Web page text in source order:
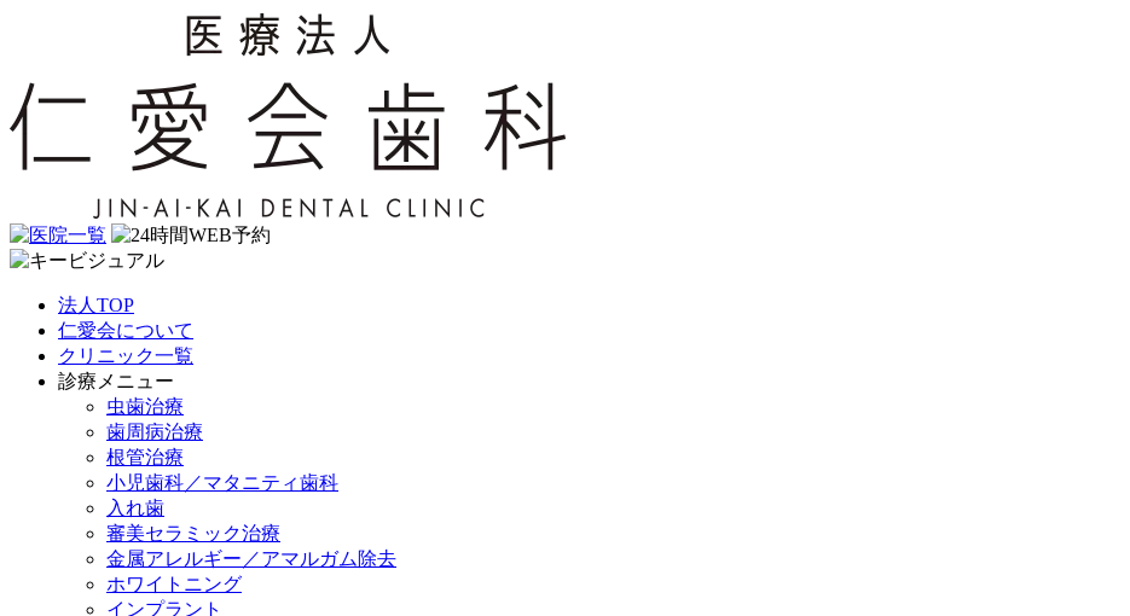
法人TOP
仁愛会について
クリニック一覧
診療メニュー
虫歯治療
歯周病治療
根管治療
小児歯科／マタニティ歯科
入れ歯
審美セラミック治療
金属アレルギー／アマルガム除去
ホワイトニング
インプラント